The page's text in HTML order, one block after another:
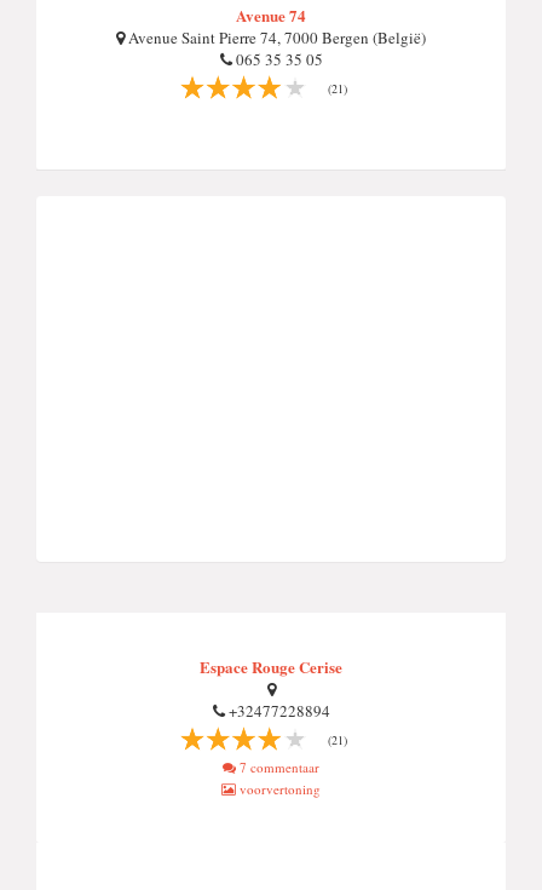
Avenue 74
Avenue Saint Pierre 74, 7000 Bergen (België)
065 35 35 05
(21)
Espace Rouge Cerise
+32477228894
(21)
7 commentaar
voorvertoning